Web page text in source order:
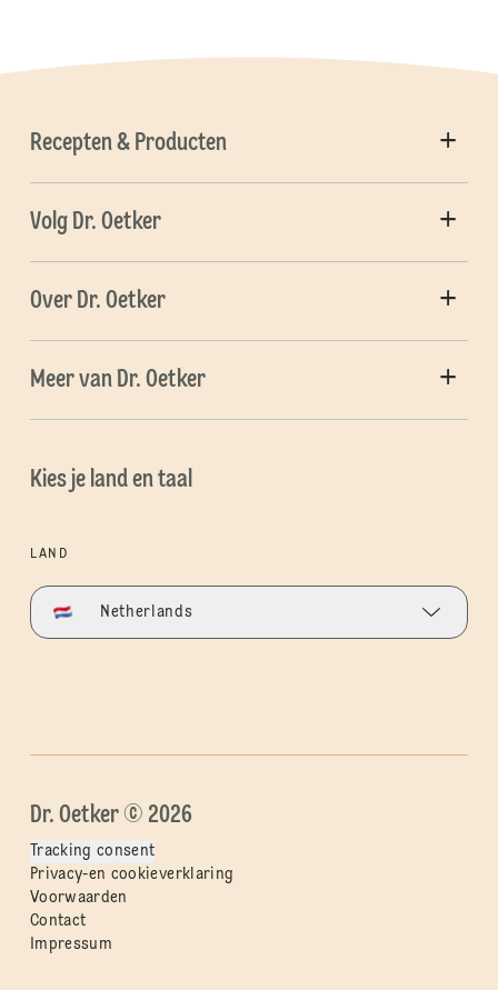
Recepten & Producten
Volg Dr. Oetker
Over Dr. Oetker
Meer van Dr. Oetker
Kies je land en taal
LAND
Netherlands
Dr. Oetker © 2026
Tracking consent
Privacy-en cookieverklaring
Voorwaarden
Contact
Impressum